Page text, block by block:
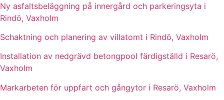
Ny asfaltsbeläggning på innergård och parkeringsyta i
Rindö, Vaxholm
Schaktning och planering av villatomt i Rindö, Vaxholm
Installation av nedgrävd betongpool färdigställd i Resarö,
Vaxholm
Markarbeten för uppfart och gångytor i Resarö, Vaxholm